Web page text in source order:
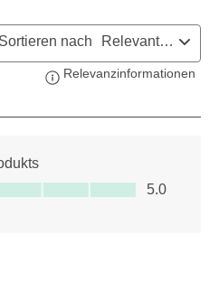
Sortieren nach Relevanteste
Relevanzinformationen
5.0 von 5
5.0